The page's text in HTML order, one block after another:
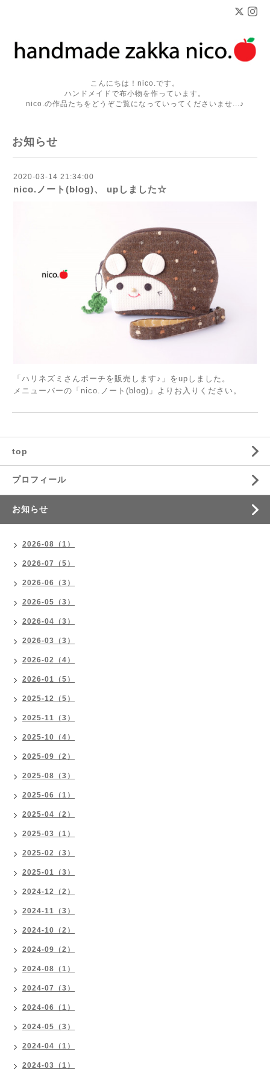
こんにちは！nico.です。
ハンドメイドで布小物を作っています。
nico.の作品たちをどうぞご覧になっていってくださいませ...♪
お知らせ
2020-03-14 21:34:00
nico.ノート(blog)、 upしました☆
「ハリネズミさんポーチを販売します♪」をupしました。
メニューバーの「nico.ノート(blog)」よりお入りください。
top
プロフィール
お知らせ
2026-08（1）
2026-07（5）
2026-06（3）
2026-05（3）
2026-04（3）
2026-03（3）
2026-02（4）
2026-01（5）
2025-12（5）
2025-11（3）
2025-10（4）
2025-09（2）
2025-08（3）
2025-06（1）
2025-04（2）
2025-03（1）
2025-02（3）
2025-01（3）
2024-12（2）
2024-11（3）
2024-10（2）
2024-09（2）
2024-08（1）
2024-07（3）
2024-06（1）
2024-05（3）
2024-04（1）
2024-03（1）